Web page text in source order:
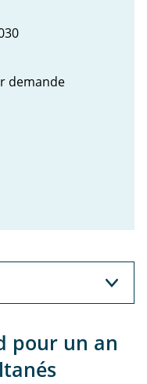
demande
pour un an